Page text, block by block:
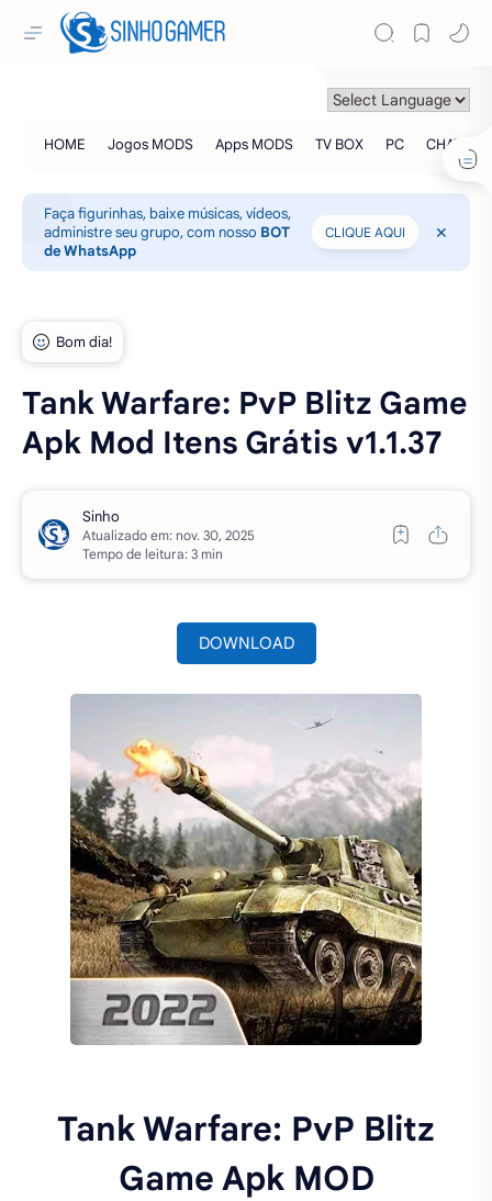
Faça figurinhas, baixe músicas, vídeos,
administre seu grupo, com nosso BOT
de WhatsApp
CLIQUE AQUI
Tank Warfare: PvP Blitz Game
Apk Mod Itens Grátis v1.1.37
Atualizado em:
Tempo de leitura: 3 min
DOWNLOAD
Tank Warfare: PvP Blitz
Game Apk MOD